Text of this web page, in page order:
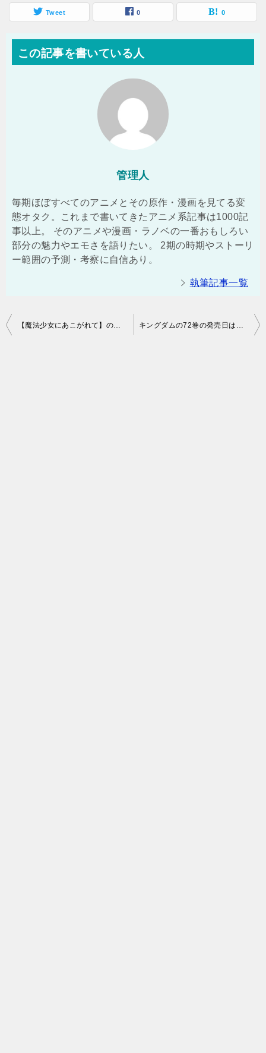
Tweet 0 0
この記事を書いている人
管理人
毎期ほぼすべてのアニメとその原作・漫画を見てる変
態オタク。これまで書いてきたアニメ系記事は1000記
事以上。 そのアニメや漫画・ラノベの一番おもしろい
部分の魅力やエモさを語りたい。 2期の時期やストーリ
ー範囲の予測・考察に自信あり。
執筆記事一覧
投